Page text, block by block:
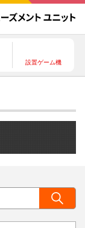
設置ゲーム機